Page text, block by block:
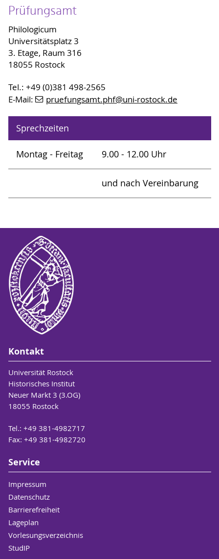
Prüfungsamt
Philologicum
Universitätsplatz 3
3. Etage, Raum 316
18055 Rostock
Tel.: +49 (0)381 498-2565
E-Mail:
pruefungsamt.phf@uni-rostock.de
Sprechzeiten
Montag - Freitag 9.00 - 12.00 Uhr
und nach Vereinbarung
Kontakt
Universität Rostock
Historisches Institut
Neuer Markt 3 (3.OG)
18055 Rostock
Tel.: +49 381-4982717
Fax: +49 381-4982720
Service
Impressum
Datenschutz
Barrierefreiheit
Lageplan
Vorlesungsverzeichnis
StudIP